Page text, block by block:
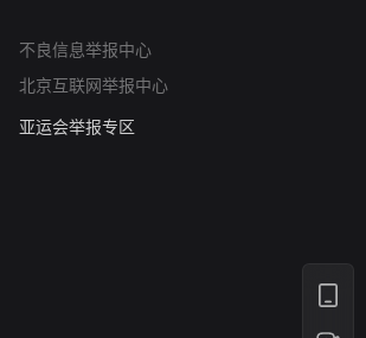
不良信息举报中心
北京互联网举报中心
算法推荐专项举报
亚运会举报专区